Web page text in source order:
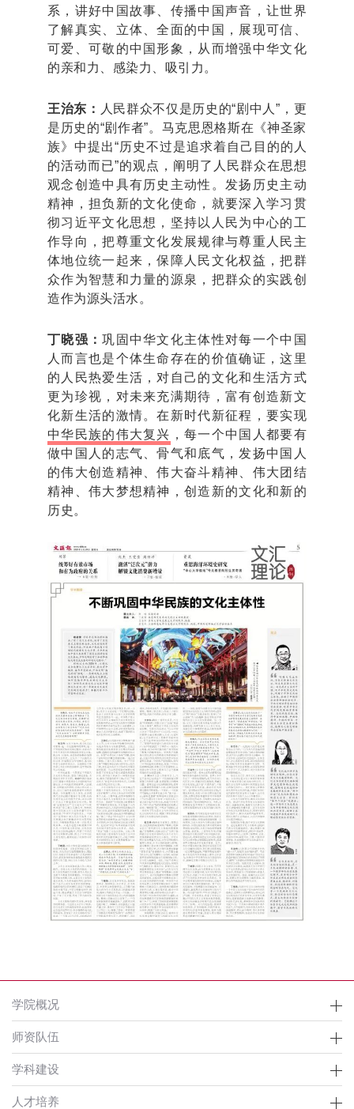
系，讲好中国故事、传播中国声音，让世界
了解真实、立体、全面的中国，展现可信、
可爱、可敬的中国形象，从而增强中华文化
的亲和力、感染力、吸引力。
王治东：
人民群众不仅是历史的“剧中人”，更
是历史的“剧作者”。马克思恩格斯在《神圣家
族》中提出“历史不过是追求着自己目的的人
的活动而已”的观点，阐明了人民群众在思想
观念创造中具有历史主动性。发扬历史主动
精神，担负新的文化使命，就要深入学习贯
彻习近平文化思想，坚持以人民为中心的工
作导向，把尊重文化发展规律与尊重人民主
体地位统一起来，保障人民文化权益，把群
众作为智慧和力量的源泉，把群众的实践创
造作为源头活水。
丁晓强：巩固中华文化主体性对每一个中国
人而言也是个体生命存在的价值确证，这里
的人民热爱生活，对自己的文化和生活方式
更为珍视，对未来充满期待，富有创造新文
化新生活的激情。在新时代新征程，要实现
中华民族的伟大复兴 ，每一个中国人都要有
做中国人的志气、骨气和底气，发扬中国人
的伟大创造精神、伟大奋斗精神、伟大团结
精神、伟大梦想精神，创造新的文化和新的
历史。
学院概况
师资队伍
学科建设
人才培养